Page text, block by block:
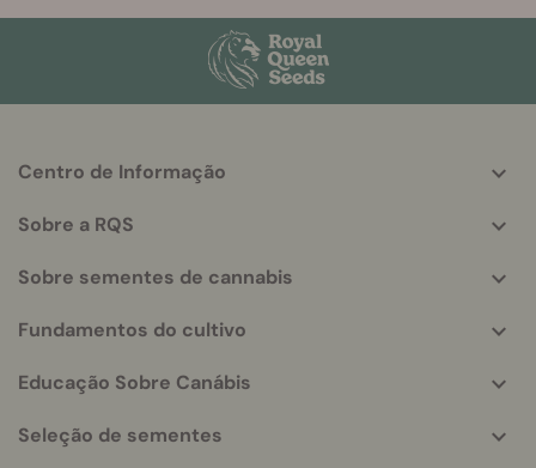
More
info
Centro de Informação
Sobre a RQS
Sobre sementes de cannabis
Fundamentos do cultivo
Educação Sobre Canábis
Seleção de sementes